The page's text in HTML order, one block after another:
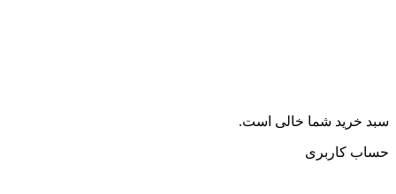
سبد خرید شما خالی است.
حساب کاربری